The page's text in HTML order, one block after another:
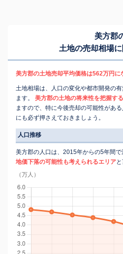
美方郡
土地の売却相場
美方郡の土地売却平均価格は562万円に
土地相場は、人口の変化や都市開発の
ます。
美方郡の土地の将来性を把握す
ますので、特に今後売却の可能性があ
にも必ず押さえておきましょう。
人口推移
美方郡の人口は、2015年からの5年間で
地価下落の可能性も考えられるエリア
（万人）